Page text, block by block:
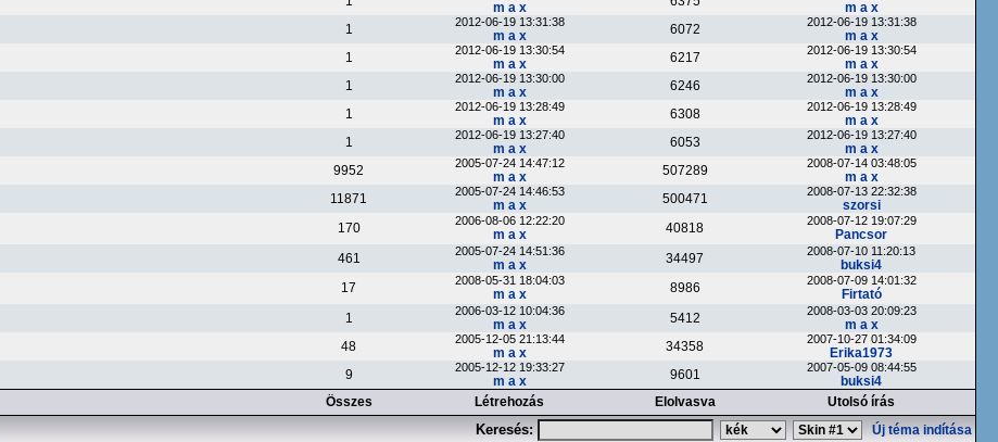
m a x
m a x
1 2012-06-19 13:31:38
m a x 6072 2012-06-19 13:31:38
m a x
1 2012-06-19 13:30:54
m a x 6217 2012-06-19 13:30:54
m a x
1 2012-06-19 13:30:00
m a x 6246 2012-06-19 13:30:00
m a x
1 2012-06-19 13:28:49
m a x 6308 2012-06-19 13:28:49
m a x
1 2012-06-19 13:27:40
m a x 6053 2012-06-19 13:27:40
m a x
9952 2005-07-24 14:47:12
m a x 507289 2008-07-14 03:48:05
m a x
11871 2005-07-24 14:46:53
m a x 500471 2008-07-13 22:32:38
szorsi
170 2006-08-06 12:22:20
m a x 40818 2008-07-12 19:07:29
Pancsor
461 2005-07-24 14:51:36
m a x 34497 2008-07-10 11:20:13
buksi4
17 2008-05-31 18:04:03
m a x 8986 2008-07-09 14:01:32
Firtató
1 2006-03-12 10:04:36
m a x 5412 2008-03-03 20:09:23
m a x
48 2005-12-05 21:13:44
m a x 34358 2007-10-27 01:34:09
Erika1973
9 2005-12-12 19:33:27
m a x 9601 2007-05-09 08:44:55
buksi4
Összes Létrehozás Elolvasva
Utolsó írás
Keresés: Új téma indítása